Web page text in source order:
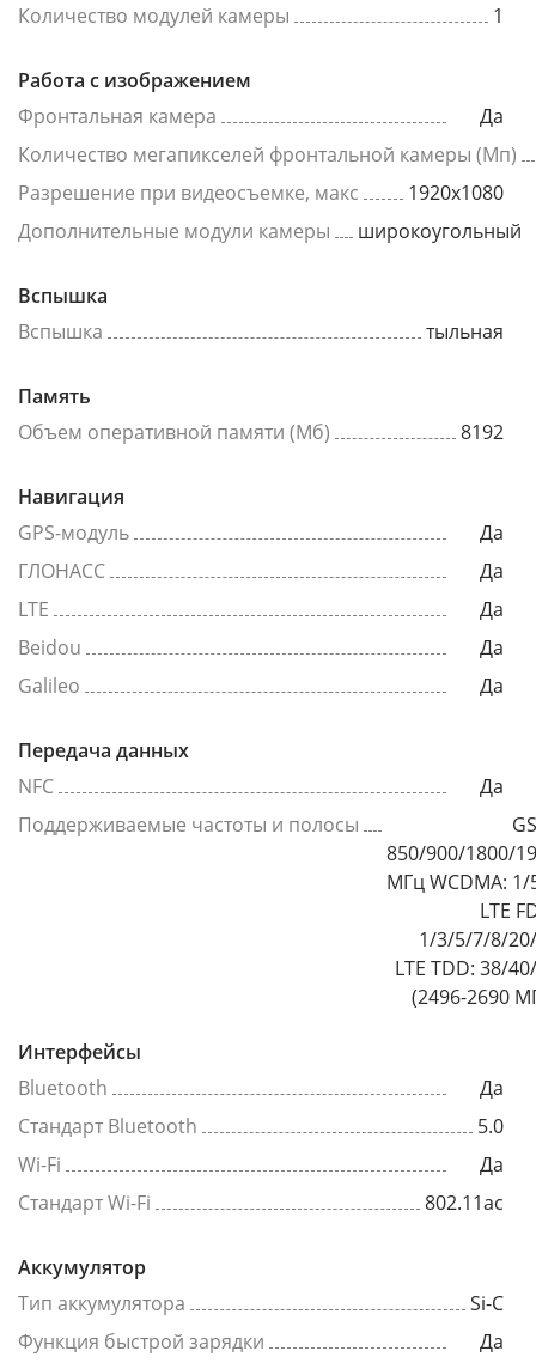
Количество модулей камеры 1
Работа с изображением
Фронтальная камера
Да
Количество мегапикселей фронтальной камеры (Мп)
Разрешение при видеосъемке, макс
1920x1080
Дополнительные модули камеры
широкоугольный
Вспышка
Вспышка
тыльная
Память
Объем оперативной памяти (Мб)
8192
Навигация
GPS-модуль
Да
ГЛОНАСС
Да
LTE
Да
Beidou
Да
Galileo
Да
Передача данных
NFC
Да
Поддерживаемые частоты и полосы
850/900/1800/
МГц WCDMA: 1/
LTE
1/3/5/7/8/
LTE TDD: 38/
(2496-2690
Интерфейсы
Bluetooth
Да
Стандарт Bluetooth
5.0
Wi-Fi
Да
Стандарт Wi-Fi
802.11ac
Аккумулятор
Тип аккумулятора
Si-C
Функция быстрой зарядки
Да